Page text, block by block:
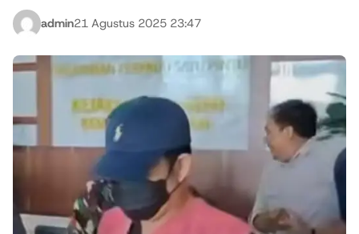
admin21 Agustus 2025 23:47